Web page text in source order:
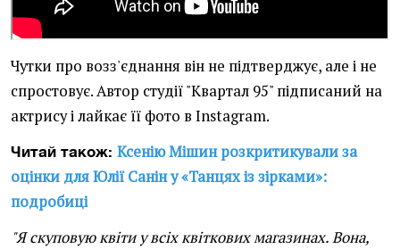
Чутки про возз'єднання він не підтверджує, але і не
спростовує. Автор студії "Квартал 95" підписаний на
актрису і лайкає її фото в Instagram.
Читай також: Ксенію Мішин розкритикували за
оцінки для Юлії Санін у «Танцях із зірками»:
подробиці
"Я скуповую квіти у всіх квіткових магазинах. Вона,